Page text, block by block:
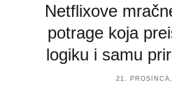
Netflixove
potrage koja
logiku i samu
21. PROSINCA,